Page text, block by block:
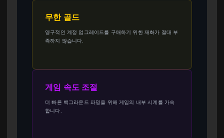
무한 골드
영구적인 계정 업그레이드를 구매하기 위한 재화가 절대 부
족하지 않습니다.
게임 속도 조절
더 빠른 백그라운드 파밍을 위해 게임의 내부 시계를 가속
합니다.